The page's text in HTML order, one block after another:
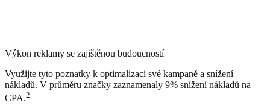
Výkon reklamy se zajištěnou budoucností
Využijte tyto poznatky k optimalizaci své kampaně a snížení
nákladů. V průměru značky zaznamenaly 9% snížení nákladů na
CPA.2